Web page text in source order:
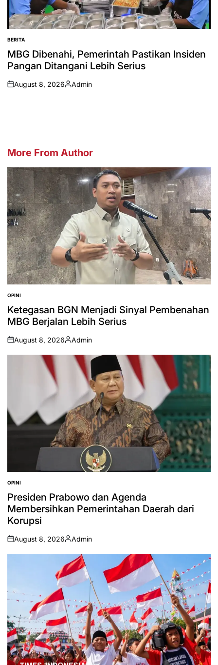
POSTED
IN
BERITA
MBG Dibenahi, Pemerintah Pastikan Insiden
Pangan Ditangani Lebih Serius
on
August 8, 2026
Posted
Admin
More From Author
POSTED
IN
OPINI
Ketegasan BGN Menjadi Sinyal Pembenahan
MBG Berjalan Lebih Serius
on
August 8, 2026
Posted
by
Admin
POSTED
IN
OPINI
Presiden Prabowo dan Agenda
Membersihkan Pemerintahan Daerah dari
Korupsi
on
August 8, 2026
Posted
by
Admin